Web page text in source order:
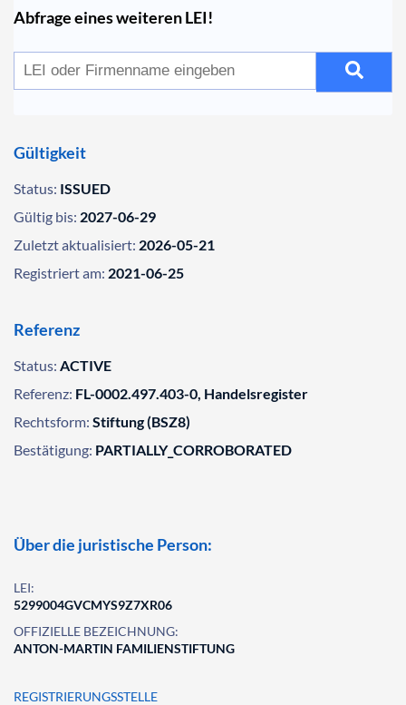
Abfrage eines weiteren LEI!
Gültigkeit
Status: ISSUED
Gültig bis: 2027-06-29
Zuletzt aktualisiert: 2026-05-21
Registriert am: 2021-06-25
Referenz
Status: ACTIVE
Referenz: FL-0002.497.403-0, Handelsregister
Rechtsform: Stiftung (BSZ8)
Bestätigung: PARTIALLY_CORROBORATED
Über die juristische Person:
LEI:
5299004GVCMYS9Z7XR06
OFFIZIELLE BEZEICHNUNG:
ANTON-MARTIN FAMILIENSTIFTUNG
REGISTRIERUNGSSTELLE